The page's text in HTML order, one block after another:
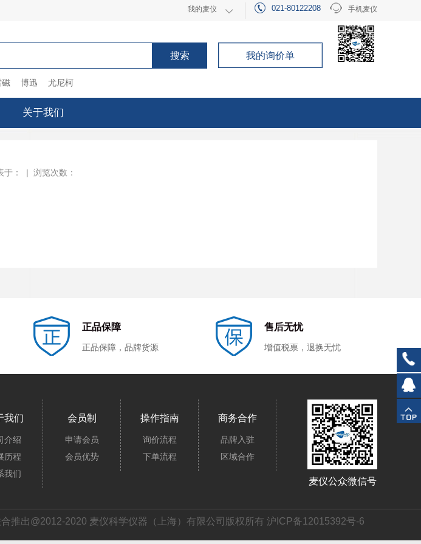
我的麦仪 021-80122208 手机麦仪
搜索
磁 博迅 尤尼柯
我的询价单
关于我们
： | 浏览次数：
正品保障
正品保障，品牌货源
售后无忧
增值税票，退换无忧
我们
介绍
历程
我们
会员制
申请会员
会员优势
操作指南
询价流程
下单流程
商务合作
品牌入驻
区域合作
麦仪公众微信号
推出@2012-2020 麦仪科学仪器（上海）有限公司版权所有 沪ICP备12015392号-6